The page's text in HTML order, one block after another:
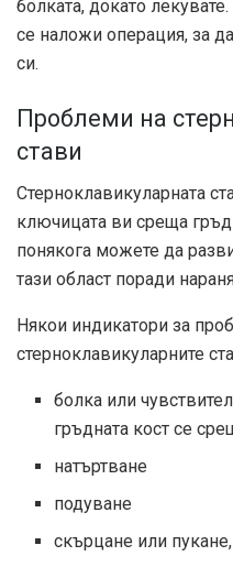
болката, докато
се наложи операция, за
си.
Проблеми на
стави
Стерноклавикуларната
ключицата ви среща
понякога можете да
тази област поради
Някои индикатори за
стерноклавикуларните
болка или
гръдната кост се
натъртване
подуване
скърцане или